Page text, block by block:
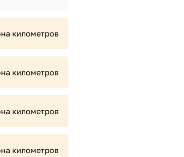
километров
километров
километров
километров